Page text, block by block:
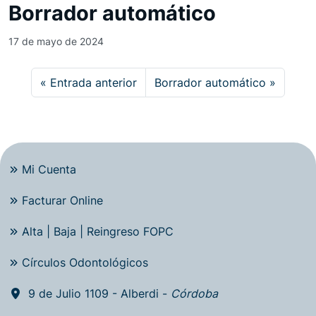
Borrador automático
17 de mayo de 2024
Entrada anterior Borrador automático
Mi Cuenta
Facturar Online
Alta | Baja | Reingreso FOPC
Círculos Odontológicos
9 de Julio 1109 - Alberdi - Córdoba